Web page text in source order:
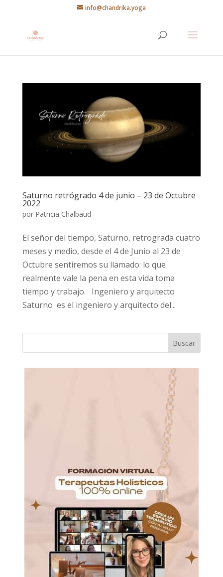
info@chandrika.yoga
Saturno retrógrado 4 de junio – 23 de Octubre
2022
por Patricia Chalbaud
El señor del tiempo, Saturno, retrograda cuatro
meses y medio, desde el 4 de Junio al 23 de
Octubre sentiremos su llamado: lo que
realmente vale la pena en esta vida toma
tiempo y trabajo. Ingeniero y arquitecto
Saturno es el ingeniero y arquitecto del...